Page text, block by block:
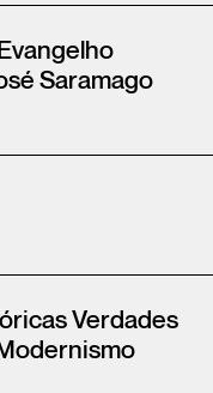
Saramago
Verdades